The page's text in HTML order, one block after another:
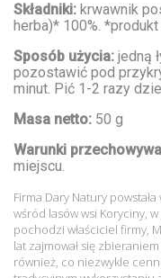
Składniki: krwawnik
herba)* 100%.
Sposób użycia: jedną
pozostawić pod
minut. Pić 1-2 razy
Masa netto: 50 g
Warunki
miejscu.
Firma Dary Natury
wśród lasów wsi Koryciny,
pochodzi właściciel firmy,
lat zajmował się
również, co niezwykle